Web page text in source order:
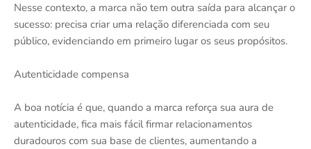
Nesse contexto, a marca não tem outra saída para alcançar o
sucesso: precisa criar uma relação diferenciada com seu
público, evidenciando em primeiro lugar os seus propósitos.
Autenticidade compensa
A boa notícia é que, quando a marca reforça sua aura de
autenticidade, fica mais fácil firmar relacionamentos
duradouros com sua base de clientes, aumentando a